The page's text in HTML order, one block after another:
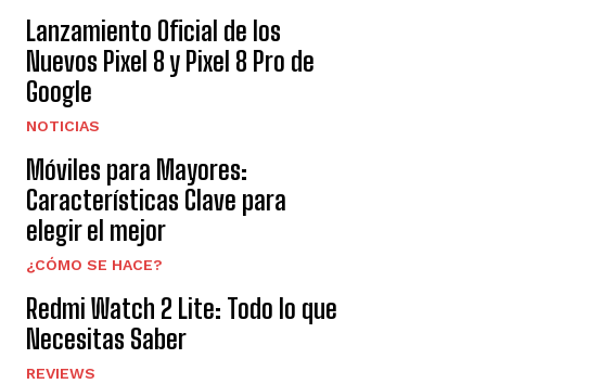
Lanzamiento Oficial de los
Nuevos Pixel 8 y Pixel 8 Pro de
Google
NOTICIAS
Móviles para Mayores:
Características Clave para
elegir el mejor
¿CÓMO SE HACE?
Redmi Watch 2 Lite: Todo lo que
Necesitas Saber
REVIEWS